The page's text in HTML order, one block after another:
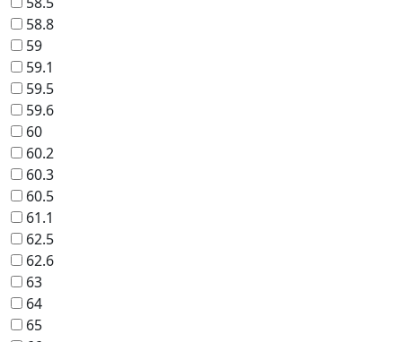
58.8
59
59.1
59.5
59.6
60
60.2
60.3
60.5
61.1
62.5
62.6
63
64
65